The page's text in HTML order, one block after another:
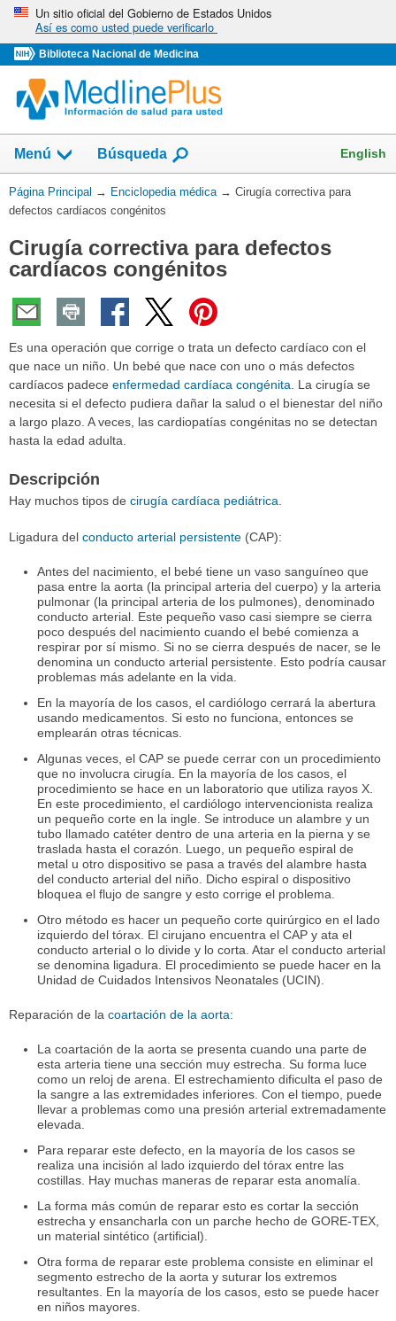
Omita
vaya
al
Contenido
Un sitio oficial del Gobierno de Estados Unidos
Así es como usted puede verificarlo
Biblioteca Nacional de Medicina
Menú Búsqueda English
Usted
está
Página Principal → Enciclopedia médica → Cirugía correctiva para
defectos cardíacos congénitos
Cirugía correctiva para defectos
cardíacos congénitos
Es una operación que corrige o trata un defecto cardíaco con el
que nace un niño. Un bebé que nace con uno o más defectos
cardíacos padece enfermedad cardíaca congénita. La cirugía se
necesita si el defecto pudiera dañar la salud o el bienestar del niño
a largo plazo. A veces, las cardiopatías congénitas no se detectan
hasta la edad adulta.
Descripción
Hay muchos tipos de cirugía cardíaca pediátrica.
Ligadura del conducto arterial persistente (CAP):
Antes del nacimiento, el bebé tiene un vaso sanguíneo que
pasa entre la aorta (la principal arteria del cuerpo) y la arteria
pulmonar (la principal arteria de los pulmones), denominado
conducto arterial. Este pequeño vaso casi siempre se cierra
poco después del nacimiento cuando el bebé comienza a
respirar por sí mismo. Si no se cierra después de nacer, se le
denomina un conducto arterial persistente. Esto podría causar
problemas más adelante en la vida.
En la mayoría de los casos, el cardiólogo cerrará la abertura
usando medicamentos. Si esto no funciona, entonces se
emplearán otras técnicas.
Algunas veces, el CAP se puede cerrar con un procedimiento
que no involucra cirugía. En la mayoría de los casos, el
procedimiento se hace en un laboratorio que utiliza rayos X.
En este procedimiento, el cardiólogo intervencionista realiza
un pequeño corte en la ingle. Se introduce un alambre y un
tubo llamado catéter dentro de una arteria en la pierna y se
traslada hasta el corazón. Luego, un pequeño espiral de
metal u otro dispositivo se pasa a través del alambre hasta
del conducto arterial del niño. Dicho espiral o dispositivo
bloquea el flujo de sangre y esto corrige el problema.
Otro método es hacer un pequeño corte quirúrgico en el lado
izquierdo del tórax. El cirujano encuentra el CAP y ata el
conducto arterial o lo divide y lo corta. Atar el conducto arterial
se denomina ligadura. El procedimiento se puede hacer en la
Unidad de Cuidados Intensivos Neonatales (UCIN).
Reparación de la coartación de la aorta:
La coartación de la aorta se presenta cuando una parte de
esta arteria tiene una sección muy estrecha. Su forma luce
como un reloj de arena. El estrechamiento dificulta el paso de
la sangre a las extremidades inferiores. Con el tiempo, puede
llevar a problemas como una presión arterial extremadamente
elevada.
Para reparar este defecto, en la mayoría de los casos se
realiza una incisión al lado izquierdo del tórax entre las
costillas. Hay muchas maneras de reparar esta anomalía.
La forma más común de reparar esto es cortar la sección
estrecha y ensancharla con un parche hecho de GORE-TEX,
un material sintético (artificial).
Otra forma de reparar este problema consiste en eliminar el
segmento estrecho de la aorta y suturar los extremos
resultantes. En la mayoría de los casos, esto se puede hacer
en niños mayores.